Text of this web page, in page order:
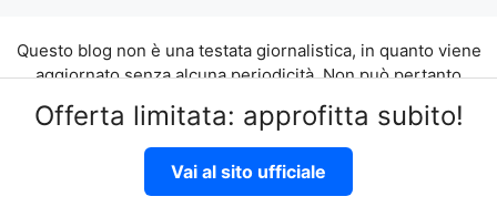
Offerta limitata: approfitta subito!
Vai al sito ufficiale
Questo blog non è una testata giornalistica, in quanto viene
aggiornato senza alcuna periodicità. Non può pertanto
considerarsi un prodotto editoriale ai sensi della legge n. 62
del 07.03.2001.
©2026 di Aliados Srl C.da Piana Romana snc, 90010 Lascari
(PA) P.IVA 07262700821
Disclaimer|Privacy Policy